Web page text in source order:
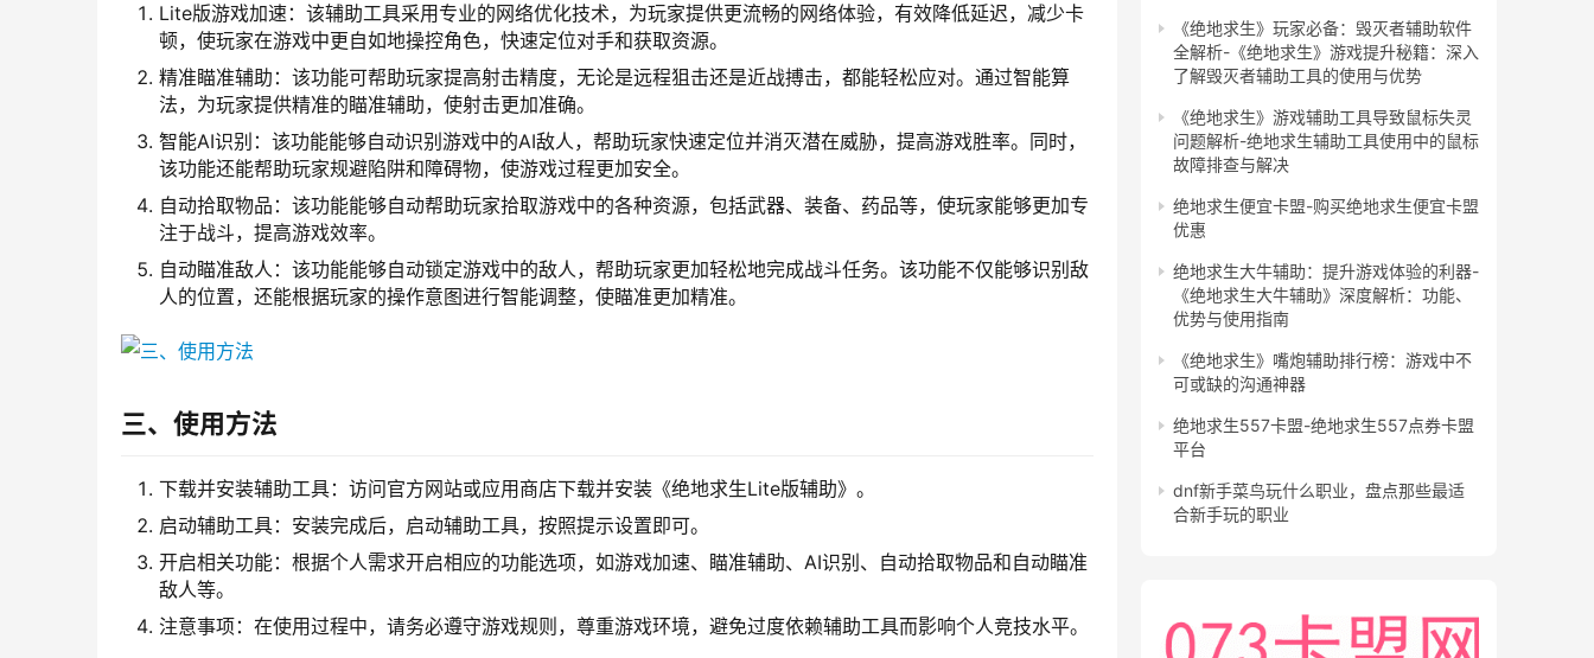
Lite版游戏加速：该辅助工具采用专业的网络优化技术，为玩家提供更流畅的网络体验，有效降低延迟，减少卡
顿，使玩家在游戏中更自如地操控角色，快速定位对手和获取资源。
精准瞄准辅助：该功能可帮助玩家提高射击精度，无论是远程狙击还是近战搏击，都能轻松应对。通过智能算
法，为玩家提供精准的瞄准辅助，使射击更加准确。
智能AI识别：该功能能够自动识别游戏中的AI敌人，帮助玩家快速定位并消灭潜在威胁，提高游戏胜率。同时，
该功能还能帮助玩家规避陷阱和障碍物，使游戏过程更加安全。
自动拾取物品：该功能能够自动帮助玩家拾取游戏中的各种资源，包括武器、装备、药品等，使玩家能够更加专
注于战斗，提高游戏效率。
自动瞄准敌人：该功能能够自动锁定游戏中的敌人，帮助玩家更加轻松地完成战斗任务。该功能不仅能够识别敌
人的位置，还能根据玩家的操作意图进行智能调整，使瞄准更加精准。
三、使用方法
下载并安装辅助工具：访问官方网站或应用商店下载并安装《绝地求生Lite版辅助》。
启动辅助工具：安装完成后，启动辅助工具，按照提示设置即可。
开启相关功能：根据个人需求开启相应的功能选项，如游戏加速、瞄准辅助、AI识别、自动拾取物品和自动瞄准
敌人等。
注意事项：在使用过程中，请务必遵守游戏规则，尊重游戏环境，避免过度依赖辅助工具而影响个人竞技水平。
《绝地求生》玩家必备：毁灭者辅助软件
全解析-《绝地求生》游戏提升秘籍：深入
了解毁灭者辅助工具的使用与优势
《绝地求生》游戏辅助工具导致鼠标失灵
问题解析-绝地求生辅助工具使用中的鼠标
故障排查与解决
绝地求生便宜卡盟-购买绝地求生便宜卡盟
优惠
绝地求生大牛辅助：提升游戏体验的利器-
《绝地求生大牛辅助》深度解析：功能、
优势与使用指南
《绝地求生》嘴炮辅助排行榜：游戏中不
可或缺的沟通神器
绝地求生557卡盟-绝地求生557点券卡盟
平台
dnf新手菜鸟玩什么职业，盘点那些最适
合新手玩的职业